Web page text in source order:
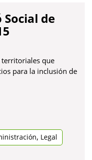
de
que
para la inclusión de
, Legal